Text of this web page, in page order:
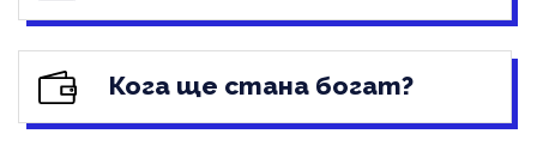
Кога ще стана богат?